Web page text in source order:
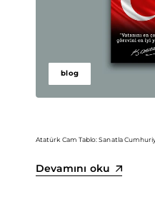
blog
Atatürk Cam Tablo: Sanatla
Devamını oku